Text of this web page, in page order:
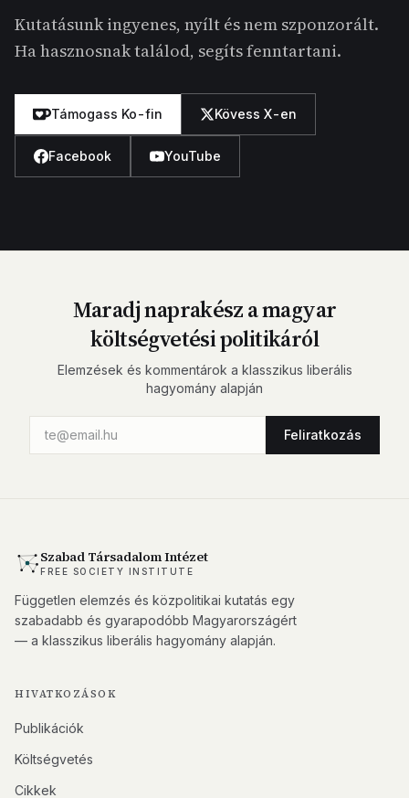
Kutatásunk ingyenes, nyílt és nem szponzorált.
Ha hasznosnak találod, segíts fenntartani.
Támogass Ko-fin Kövess X-en
Facebook YouTube
Maradj naprakész a magyar
költségvetési politikáról
Elemzések és kommentárok a klasszikus liberális
hagyomány alapján
Feliratkozás
Szabad Társadalom Intézet
FREE SOCIETY INSTITUTE
Független elemzés és közpolitikai kutatás egy
szabadabb és gyarapodóbb Magyarországért
— a klasszikus liberális hagyomány alapján.
HIVATKOZÁSOK
Publikációk
Költségvetés
Cikkek